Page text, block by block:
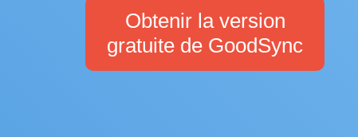
Obtenir la version
gratuite de GoodSync